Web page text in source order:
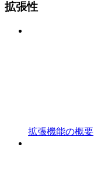
拡張性
拡張機能の概要